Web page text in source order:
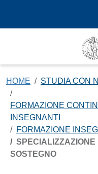
HOME STUDIA CON
FORMAZIONE
INSEGNANTI
FORMAZIONE
SPECIALIZZAZIONE
SOSTEGNO